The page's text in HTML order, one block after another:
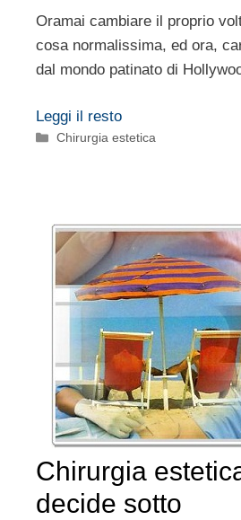
Oramai cambiare il proprio
cosa normalissima, ed ora,
dal mondo patinato di
Leggi il resto
Categorie
Chirurgia estetica
Chirurgia
decide sotto